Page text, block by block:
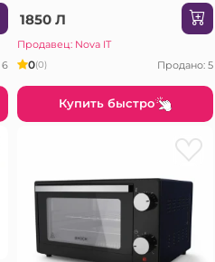
6
1850 Л
Продавец: Nova IT
0(0) Продано: 5
Купить быстро